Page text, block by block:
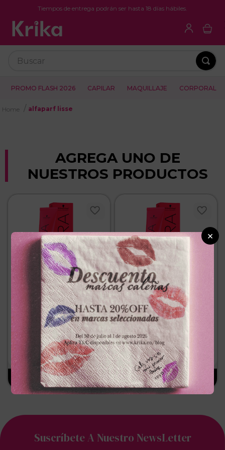
Tiempos de entrega podrán ser hasta 18 días hábiles.
PROMO FLASH 2026 CAPILAR MAQUILLAJE CORPORAL
alfaparf lisse
AGREGA UNO DE
NUESTROS PRODUCTOS
SCHWARZKOPF
TINTE SCHWARZKOPFx60ml
ROYAL 7.77 RUBIO MEDIO
COBRIZO INTENSO
$ 25 300 ＋
－
SCHWARZKOPF
TINTE SCHWARZKOPFx60ml
ROYAL 8.00 RUBIO CLARO
INTENSO
$ 25.300 －
Suscríbete A Nuestro NewsLetter
×